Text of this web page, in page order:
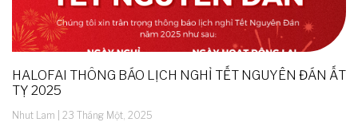
HALOFAI THÔNG BÁO LỊCH NGHỈ TẾT NGUYÊN ĐÁN ẤT
TỴ 2025
Nhut Lam 23 Tháng Một, 2025